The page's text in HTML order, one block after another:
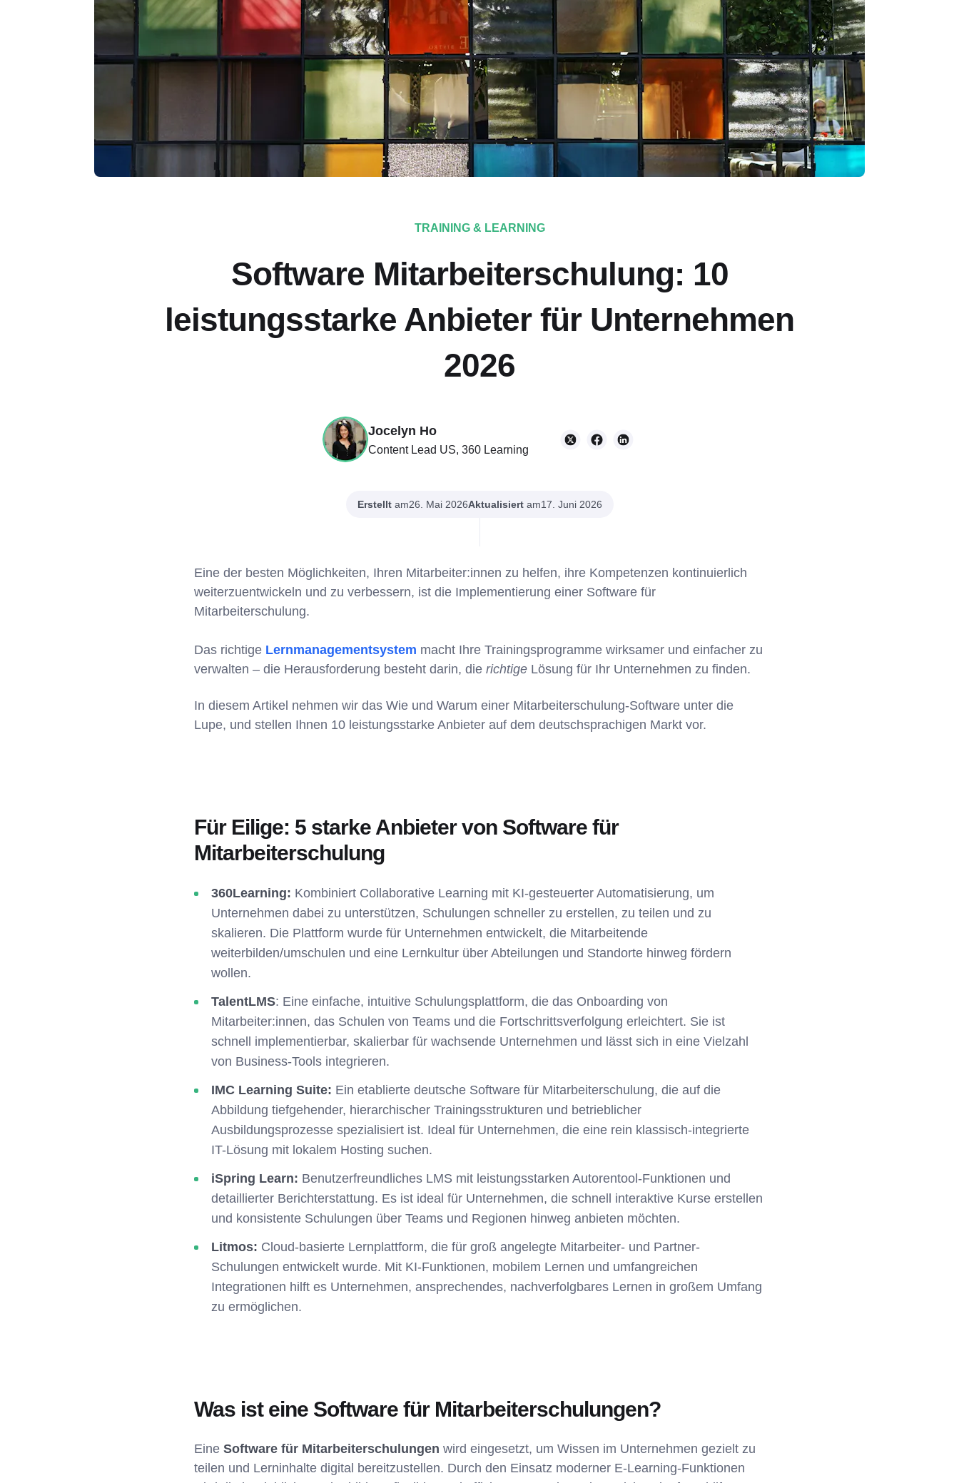
TRAINING & LEARNING
Software Mitarbeiterschulung: 10
leistungsstarke Anbieter für Unternehmen
2026
Jocelyn Ho
Content Lead US, 360 Learning
Erstelltam26. Mai 2026Aktualisiertam17. Juni 2026
Eine der besten Möglichkeiten, Ihren Mitarbeiter:innen zu helfen, ihre Kompetenzen kontinuierlich
weiterzuentwickeln und zu verbessern, ist die Implementierung einer Software für
Mitarbeiterschulung.
Das richtige Lernmanagementsystem macht Ihre Trainingsprogramme wirksamer und einfacher zu
verwalten – die Herausforderung besteht darin, die richtige Lösung für Ihr Unternehmen zu finden.
In diesem Artikel nehmen wir das Wie und Warum einer Mitarbeiterschulung-Software unter die
Lupe, und stellen Ihnen 10 leistungsstarke Anbieter auf dem deutschsprachigen Markt vor.
Für Eilige: 5 starke Anbieter von Software für
Mitarbeiterschulung
360Learning: Kombiniert Collaborative Learning mit KI-gesteuerter Automatisierung, um
Unternehmen dabei zu unterstützen, Schulungen schneller zu erstellen, zu teilen und zu
skalieren. Die Plattform wurde für Unternehmen entwickelt, die Mitarbeitende
weiterbilden/umschulen und eine Lernkultur über Abteilungen und Standorte hinweg fördern
wollen.
TalentLMS: Eine einfache, intuitive Schulungsplattform, die das Onboarding von
Mitarbeiter:innen, das Schulen von Teams und die Fortschrittsverfolgung erleichtert. Sie ist
schnell implementierbar, skalierbar für wachsende Unternehmen und lässt sich in eine Vielzahl
von Business-Tools integrieren.
IMC Learning Suite: Ein etablierte deutsche Software für Mitarbeiterschulung, die auf die
Abbildung tiefgehender, hierarchischer Trainingsstrukturen und betrieblicher
Ausbildungsprozesse spezialisiert ist. Ideal für Unternehmen, die eine rein klassisch-integrierte
IT-Lösung mit lokalem Hosting suchen.
iSpring Learn: Benutzerfreundliches LMS mit leistungsstarken Autorentool-Funktionen und
detaillierter Berichterstattung. Es ist ideal für Unternehmen, die schnell interaktive Kurse erstellen
und konsistente Schulungen über Teams und Regionen hinweg anbieten möchten.
Litmos: Cloud-basierte Lernplattform, die für groß angelegte Mitarbeiter- und Partner-
Schulungen entwickelt wurde. Mit KI-Funktionen, mobilem Lernen und umfangreichen
Integrationen hilft es Unternehmen, ansprechendes, nachverfolgbares Lernen in großem Umfang
zu ermöglichen.
Was ist eine Software für Mitarbeiterschulungen?
Eine Software für Mitarbeiterschulungen wird eingesetzt, um Wissen im Unternehmen gezielt zu
teilen und Lerninhalte digital bereitzustellen. Durch den Einsatz moderner E-Learning-Funktionen